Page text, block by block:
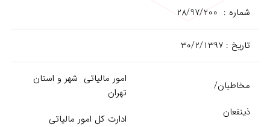
شماره : 28/97/200
تاریخ : 30/2/1397
مخاطبان/
ذینفعان
امور مالیاتی شهر و استان
تهران
ادارت کل امور مالیاتی